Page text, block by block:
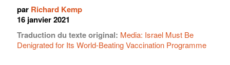
par Richard Kemp
16 janvier 2021
Traduction du texte original: Media: Israel Must Be
Denigrated for Its World-Beating Vaccination Programme